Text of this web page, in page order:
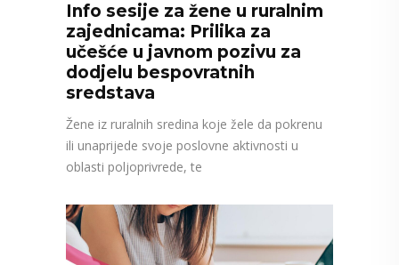
Info sesije za žene u ruralnim
zajednicama: Prilika za
učešće u javnom pozivu za
dodjelu bespovratnih
sredstava
Žene iz ruralnih sredina koje žele da pokrenu
ili unaprijede svoje poslovne aktivnosti u
oblasti poljoprivrede, te